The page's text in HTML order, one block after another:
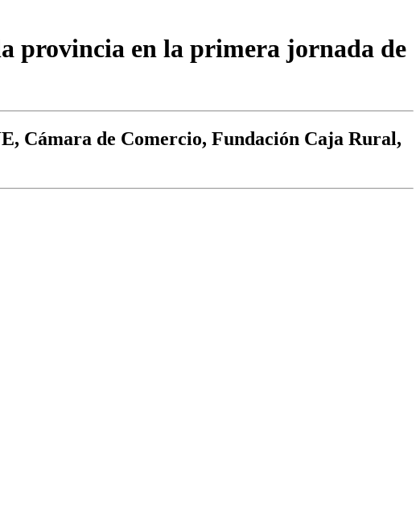
provincia en la primera jornada de
Cámara de Comercio, Fundación Caja Rural,